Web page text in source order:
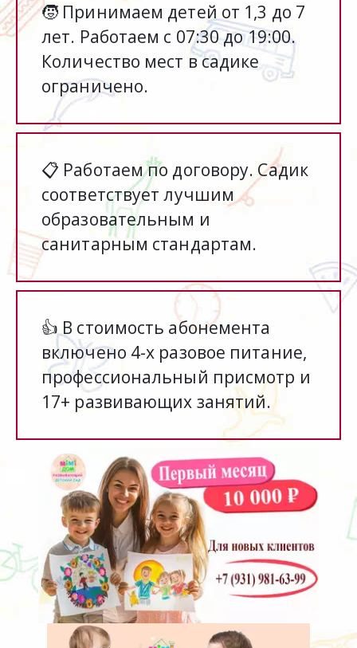
🧒 Принимаем детей от 1,3 до 7
лет. Работаем с 07:30 до 19:00.
Количество мест в садике
ограничено.
📋 Работаем по договору. Садик
соответствует лучшим
образовательным и
санитарным стандартам.
👍 В стоимость абонемента
включено 4-х разовое питание,
профессиональный присмотр и
17+ развивающих занятий.